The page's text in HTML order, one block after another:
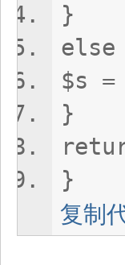
}
$s =
}
}
复制